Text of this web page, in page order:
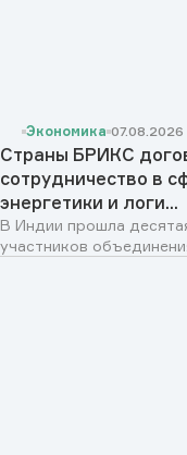
Экономика 07.08.2026
Страны БРИКС
сотрудничество в
энергетики и логи...
В Индии прошла
участников